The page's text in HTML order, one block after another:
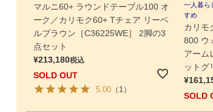
マルニ60+ ラウンドテーブル100 オ
ーク／カリモク60+ Tチェア リーベ
ルブラウン［C36225WE］ 2脚の3
点セット
¥213,180税込
SOLD OUT
5.00（1）
一人暮ら
すめ
カリモ
800 ウ
アーム
ットグ
¥
SOLD